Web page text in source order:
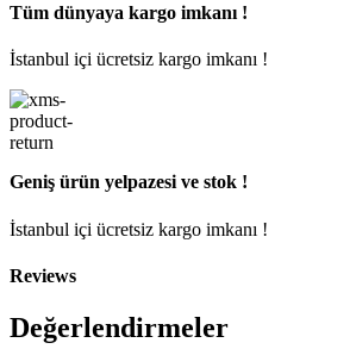
Tüm dünyaya kargo imkanı !
İstanbul içi ücretsiz kargo imkanı !
Geniş ürün yelpazesi ve stok !
İstanbul içi ücretsiz kargo imkanı !
Reviews
Değerlendirmeler